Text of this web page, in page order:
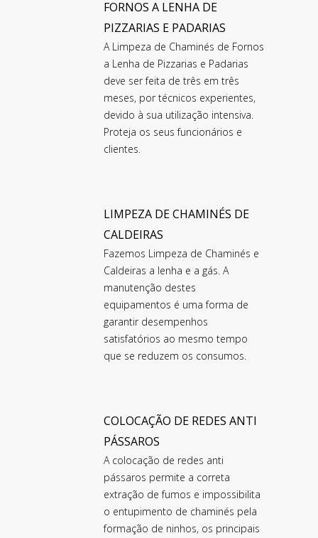
FORNOS A LENHA DE
PIZZARIAS E PADARIAS
A Limpeza de Chaminés de Fornos
a Lenha de Pizzarias e Padarias
deve ser feita de três em três
meses, por técnicos experientes,
devido à sua utilização intensiva.
Proteja os seus funcionários e
clientes.
LIMPEZA DE CHAMINÉS DE
CALDEIRAS
Fazemos Limpeza de Chaminés e
Caldeiras a lenha e a gás. A
manutenção destes
equipamentos é uma forma de
garantir desempenhos
satisfatórios ao mesmo tempo
que se reduzem os consumos.
COLOCAÇÃO DE REDES ANTI
PÁSSAROS
A colocação de redes anti
pássaros permite a correta
extração de fumos e impossibilita
o entupimento de chaminés pela
formação de ninhos, os principais